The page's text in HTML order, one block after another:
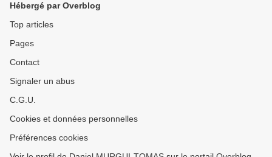
Hébergé par Overblog
Top articles
Pages
Contact
Signaler un abus
C.G.U.
Cookies et données personnelles
Préférences cookies